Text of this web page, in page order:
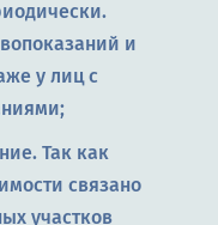
и
у лиц с
Так как
связано
участков